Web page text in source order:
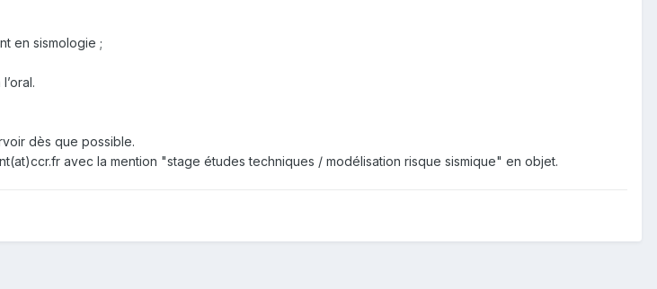
en sismologie ;
dès que possible.
avec la mention "stage études techniques / modélisation risque sismique" en objet.